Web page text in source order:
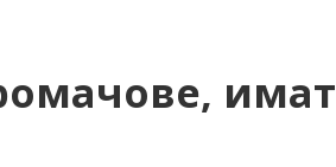
имат